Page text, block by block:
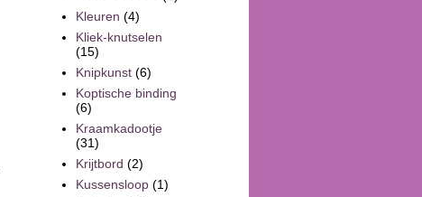
Kleuren (4)
Kliek-knutselen
(15)
Knipkunst (6)
Koptische binding
(6)
Kraamkadootje
(31)
Krijtbord (2)
Kussensloop (1)